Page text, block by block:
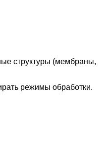
структуры (мембраны,
режимы обработки.